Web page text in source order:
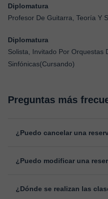
Diplomatura
Profesor De Guitarra, Teoría Y
Diplomatura
Solista, Invitado Por Orquestas
Sinfónicas(Cursando)
Preguntas más
¿Puedo cancelar una
antes de la clase, indicando el
¿Puedo modificar una
cambiar la hora o el día de
¿Dónde se realizan las